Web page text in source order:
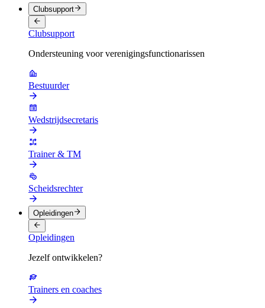
Clubsupport
Clubsupport
Ondersteuning voor verenigingsfunctionarissen
Bestuurder
Wedstrijdsecretaris
Trainer & TM
Scheidsrechter
Opleidingen
Opleidingen
Jezelf ontwikkelen?
Trainers en coaches